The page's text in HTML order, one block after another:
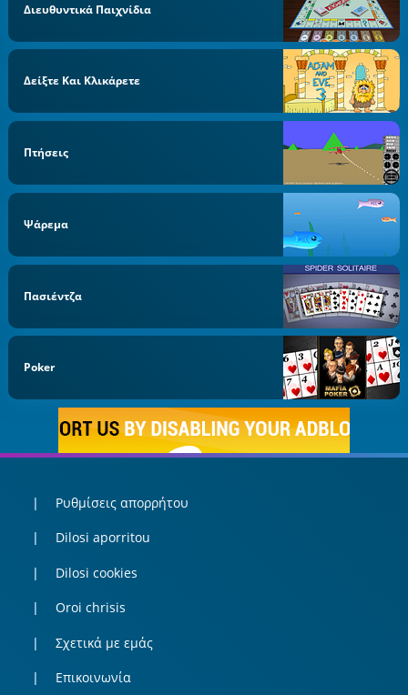
Διευθυντικά Παιχνίδια
Δείξτε Και Κλικάρετε
Πτήσεις
Ψάρεμα
Πασιέντζα
Poker
Ρυθμίσεις απορρήτου
Dilosi aporritou
Dilosi cookies
Oroi chrisis
Σχετικά με εμάς
Επικοινωνία